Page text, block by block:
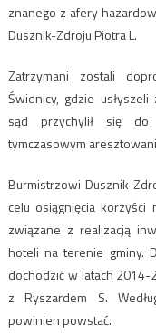
znanego z afery
Dusznik-Zdroju Piotra L.
Zatrzymani zostali
Świdnicy, gdzie usłyszeli
sąd przychylił się do
tymczasowym
Burmistrzowi Dusznik-
celu osiągnięcia
związane z realizacją
hoteli na terenie gminy.
dochodzić w latach 2014-
z Ryszardem S.
powinien powstać.